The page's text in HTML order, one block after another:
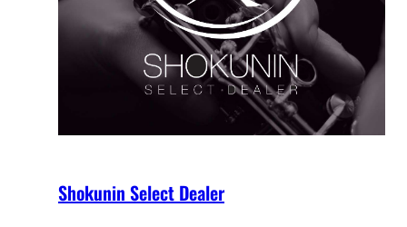
Shokunin Select Dealer